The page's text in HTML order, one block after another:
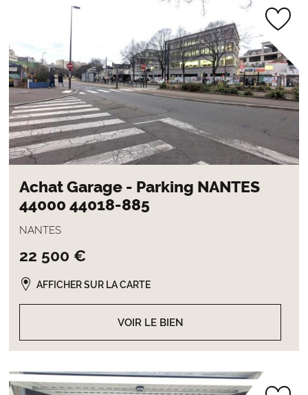
Achat Garage - Parking NANTES
44000 44018-885
NANTES
22 500 €
VOIR LE BIEN
AFFICHER SUR LA CARTE